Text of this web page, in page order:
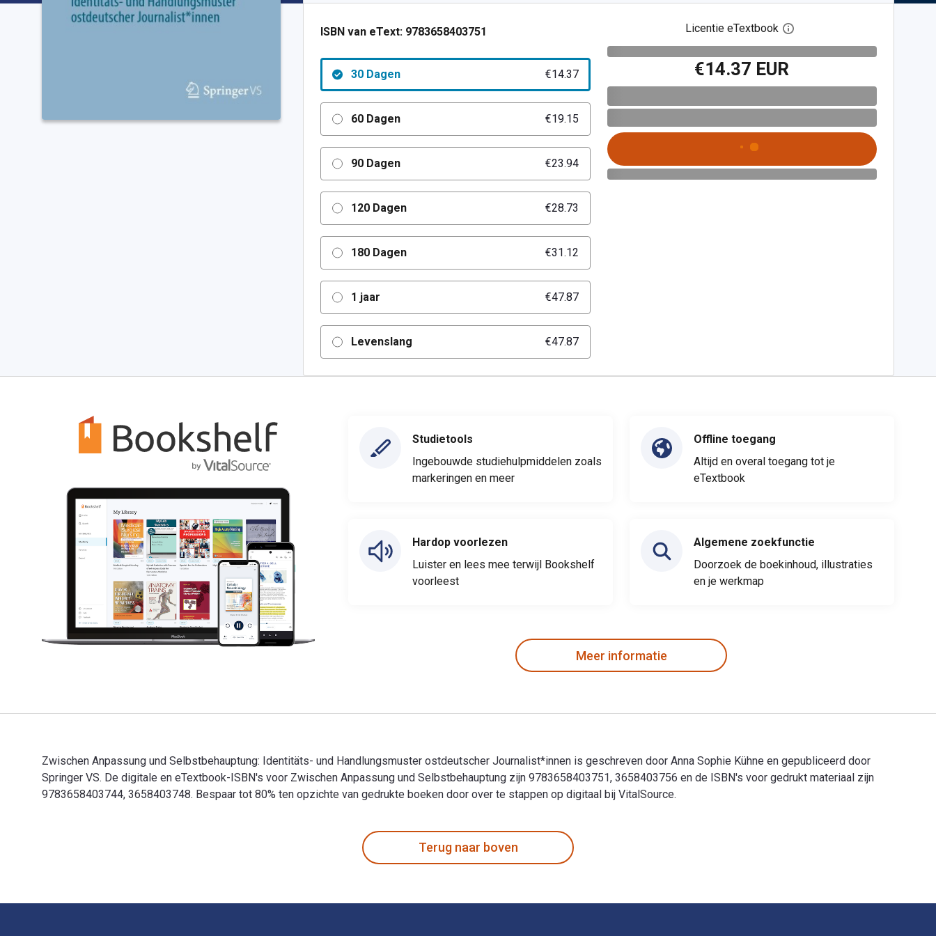
ISBN van eText: 9783658403751
30 Dagen €14.37
60 Dagen €19.15
90 Dagen €23.94
120 Dagen €28.73
180 Dagen €31.12
1 jaar €47.87
Levenslang €47.87
Licentie eTextbook Open het dialoogvenster
€14.37 EUR
Studietools
Ingebouwde studiehulpmiddelen zoals
markeringen en meer
Hardop voorlezen
Luister en lees mee terwijl Bookshelf
voorleest
Offline toegang
Altijd en overal toegang tot je
eTextbook
Algemene zoekfunctie
Doorzoek de boekinhoud, illustraties
en je werkmap
Meer informatie
Zwischen Anpassung und Selbstbehauptung: Identitäts- und Handlungsmuster ostdeutscher Journalist*innen is geschreven door Anna Sophie Kühne en gepubliceerd door
Springer VS. De digitale en eTextbook-ISBN's voor Zwischen Anpassung und Selbstbehauptung zijn 9783658403751, 3658403756 en de ISBN's voor gedrukt materiaal zijn
9783658403744, 3658403748. Bespaar tot 80% ten opzichte van gedrukte boeken door over te stappen op digitaal bij VitalSource.
Terug naar boven